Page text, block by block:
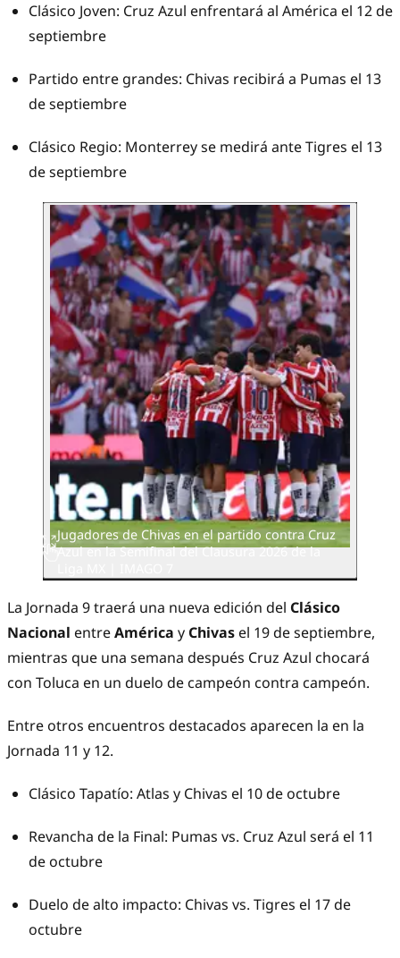
Clásico Joven: Cruz Azul enfrentará al América el 12 de
septiembre
Partido entre grandes: Chivas recibirá a Pumas el 13
de septiembre
Clásico Regio: Monterrey se medirá ante Tigres el 13
de septiembre
Jugadores de Chivas en el partido contra Cruz
Azul en la Semifinal del Clausura 2026 de la
La Jornada 9 traerá una nueva edición del Clásico
Nacional entreAmérica y Chivas el 19 de septiembre,
mientras que una semana después Cruz Azul chocará
con Toluca en un duelo de campeón contra campeón.
Entre otros encuentros destacados aparecen la en la
Jornada 11 y 12.
Clásico Tapatío: Atlas y Chivas el 10 de octubre
Revancha de la Final: Pumas vs. Cruz Azul será el 11
de octubre
Duelo de alto impacto: Chivas vs. Tigres el 17 de
octubre